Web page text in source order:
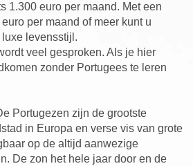
1.300 euro per maand. Met een
per maand of meer kunt u
levensstijl.
veel gesproken. Als je hier
zonder Portugees te leren
Portugezen zijn de grootste
in Europa en verse vis van grote
op de altijd aanwezige
De zon het hele jaar door en de